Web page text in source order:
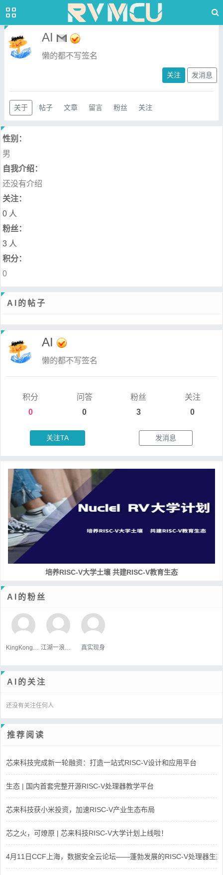
AI
懒的都不写签名
关注 发消息
关于 帖子 文章 留言 粉丝 关注
性别：
男
自我介绍：
还没有介绍
关注：
0 人
粉丝：
3 人
积分：
0
AI的帖子
AI
懒的都不写签名
积分
0
问答
0
粉丝
3
关注
0
关注TA 发消息
培养RISC-V大学土壤 共建RISC-V教育生态
AI的粉丝
真实现身
AI的关注
还没有关注任何人
推荐阅读
芯来科技完成新一轮融资：打造一站式RISC-V设计和应用平台
生态 | 国内首套完整开源RISC-V处理器教学平台
芯来科技获小米投资，加速RISC-V产业生态布局
芯之火，可燎原 | 芯来科技RISC-V大学计划上线啦！
4月11日CCF上海，数据安全云论坛——蓬勃发展的RISC-V处理器生态